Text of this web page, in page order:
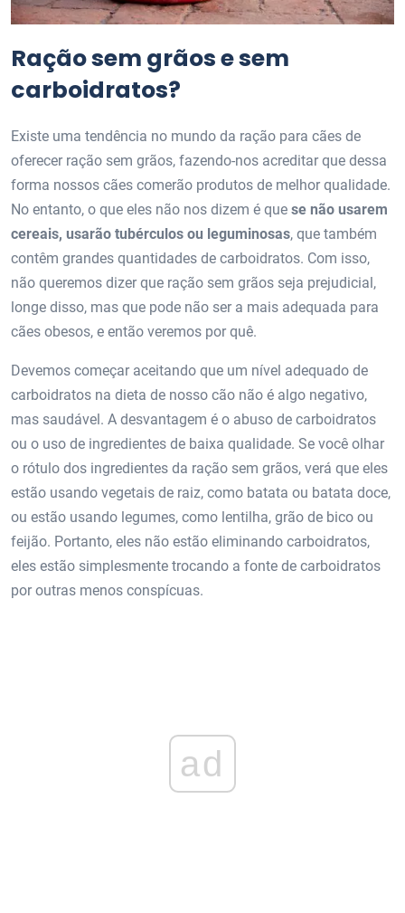
Ração sem grãos e sem
carboidratos?
Existe uma tendência no mundo da ração para cães de
oferecer ração sem grãos, fazendo-nos acreditar que dessa
forma nossos cães comerão produtos de melhor qualidade.
No entanto, o que eles não nos dizem é que se não usarem
cereais, usarão tubérculos ou leguminosas, que também
contêm grandes quantidades de carboidratos. Com isso,
não queremos dizer que ração sem grãos seja prejudicial,
longe disso, mas que pode não ser a mais adequada para
cães obesos, e então veremos por quê.
Devemos começar aceitando que um nível adequado de
carboidratos na dieta de nosso cão não é algo negativo,
mas saudável. A desvantagem é o abuso de carboidratos
ou o uso de ingredientes de baixa qualidade. Se você olhar
o rótulo dos ingredientes da ração sem grãos, verá que eles
estão usando vegetais de raiz, como batata ou batata doce,
ou estão usando legumes, como lentilha, grão de bico ou
feijão. Portanto, eles não estão eliminando carboidratos,
eles estão simplesmente trocando a fonte de carboidratos
por outras menos conspícuas.
ad